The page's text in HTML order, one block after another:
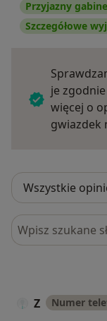
Przyjazny
Szczegółowe
je
więcej o
gwiazdek
Szukaj w opiniach
Z Numer